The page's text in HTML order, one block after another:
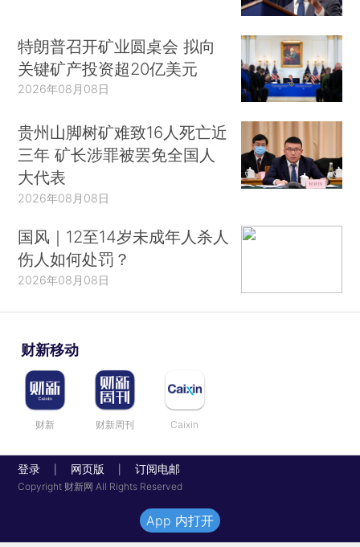
特朗普召开矿业圆桌会 拟向
关键矿产投资超20亿美元
2026年08月08日
贵州山脚树矿难致16人死亡近
三年 矿长涉罪被罢免全国人
大代表
2026年08月08日
国风｜12至14岁未成年人杀人
伤人如何处罚？
2026年08月08日
财新移动
财新 财新周刊 Caixin
登录 网页版 订阅电邮
Copyright 财新网 All Rights Reserved
App 内打开